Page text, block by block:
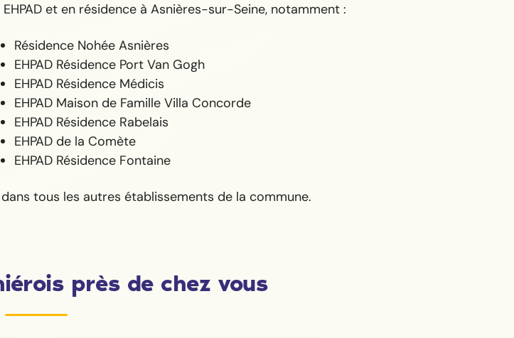
EHPAD et en résidence à Asnières-sur-Seine, notamment :
Résidence Nohée Asnières
EHPAD Résidence Port Van Gogh
EHPAD Résidence Médicis
EHPAD Maison de Famille Villa Concorde
EHPAD Résidence Rabelais
EHPAD de la Comète
EHPAD Résidence Fontaine
tous les autres établissements de la commune.
près de chez vous